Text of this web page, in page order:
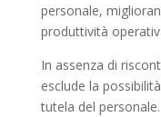
personale,
produttività
In assenza di
esclude la
tutela del personale.